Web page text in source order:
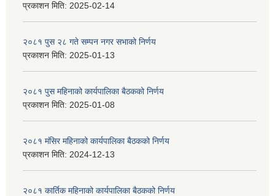
प्रकाशन मिति: 2025-02-14
२०८१ पुस २८ गते सम्प‍न नगर सभाको निर्णय
प्रकाशन मिति: 2025-01-13
२०८१ पुस महिनाको कार्यपालिका बैठकको निर्णय
प्रकाशन मिति: 2025-01-08
२०८१ मंसिर महिनाको कार्यपालिका बैठकको निर्णय
प्रकाशन मिति: 2024-12-13
२०८१ कार्तिक महिनाको कार्यपालिका बैठकको निर्णय